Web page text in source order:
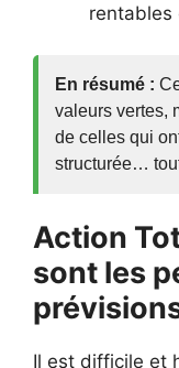
rentables
En résumé :
valeurs vertes,
de celles qui
structurée…
Action
sont les
Il est difficile et